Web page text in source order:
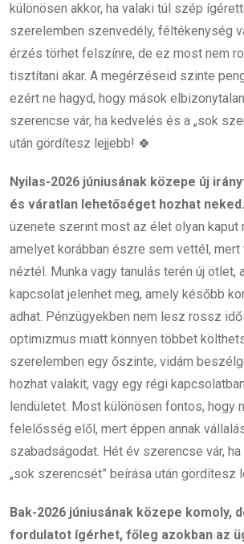
különösen akkor, ha valaki túl szép
szerelemben szenvedély, féltékenység
érzés törhet felszínre, de ez most nem
tisztítani akar. A megérzéseid szinte
ezért ne hagyd, hogy mások
szerencse vár, ha kedvelés és a „sok
után gördítesz lejjebb! 🍀
Nyilas-2026 júniusának közepe új
és váratlan lehetőséget hozhat neked.
üzenete szerint most az élet olyan kaput
amelyet korábban észre sem vettél,
néztél. Munka vagy tanulás terén új ötlet,
kapcsolat jelenhet meg, amely később
adhat. Pénzügyekben nem lesz rossz
optimizmus miatt könnyen többet
szerelemben egy őszinte, vidám
hozhat valakit, vagy egy régi
lendületet. Most különösen fontos, hogy
felelősség elől, mert éppen annak
szabadságodat. Hét év szerencse vár,
„sok szerencsét” beírása után gördítesz
Bak-2026 júniusának közepe komoly,
fordulatot ígérhet, főleg azokban az